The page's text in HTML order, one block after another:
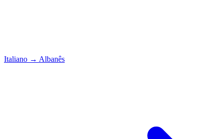
Italiano → Albanês